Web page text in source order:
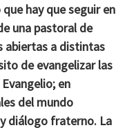
hay que seguir en
una pastoral de
abiertas a distintas
de evangelizar las
en
del mundo
diálogo fraterno. La